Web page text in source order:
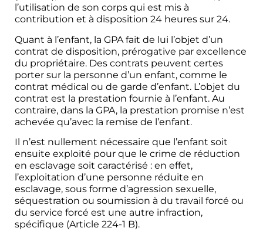
l’utilisation de son corps qui est mis à
contribution et à disposition 24 heures sur 24.
Quant à l’enfant, la GPA fait de lui l’objet d’un
contrat de disposition, prérogative par excellence
du propriétaire. Des contrats peuvent certes
porter sur la personne d’un enfant, comme le
contrat médical ou de garde d’enfant. L’objet du
contrat est la prestation fournie à l’enfant. Au
contraire, dans la GPA, la prestation promise n’est
achevée qu’avec la remise de l’enfant.
Il n’est nullement nécessaire que l’enfant soit
ensuite exploité pour que le crime de réduction
en esclavage soit caractérisé : en effet,
l’exploitation d’une personne réduite en
esclavage, sous forme d’agression sexuelle,
séquestration ou soumission à du travail forcé ou
du service forcé est une autre infraction,
spécifique (Article 224-1 B).